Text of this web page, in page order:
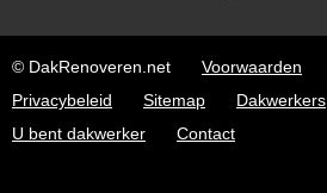
© DakRenoveren.net Voorwaarden
Privacybeleid
Sitemap Dakwerkers
U bent dakwerker
Contact